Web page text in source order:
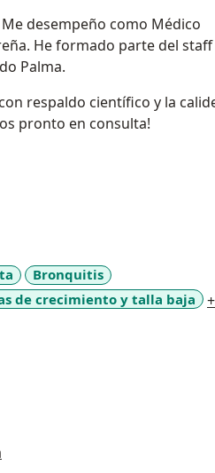
desempeño como Médico
He formado parte del
Palma.
respaldo científico y la
pronto en consulta!
Bronquitis
de crecimiento y talla baja